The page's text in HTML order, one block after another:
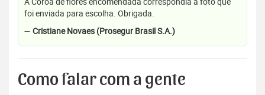
foi enviada para escolha. Obrigada.
— Cristiane Novaes (Prosegur Brasil S.A.)
Como falar com a gente